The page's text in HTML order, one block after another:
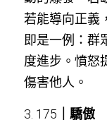
若能導向正義
即是一例：群
度進步。憤怒
傷害他人。
3. 175 ｜驕傲